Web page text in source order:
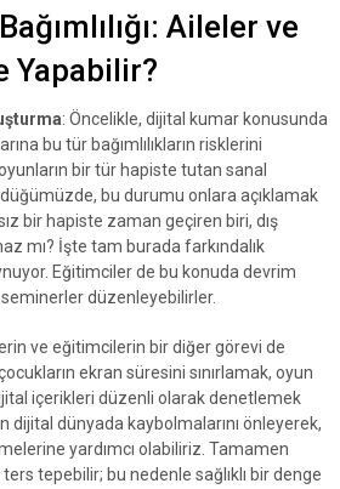
Aileler ve
Yapabilir?
: Öncelikle, dijital kumar konusunda
bu tür bağımlılıkların risklerini
bir tür hapiste tutan sanal
bu durumu onlara açıklamak
bir hapiste zaman geçiren biri, dış
mı? İşte tam burada farkındalık
Eğitimciler de bu konuda devrim
düzenleyebilirler.
ve eğitimcilerin bir diğer görevi de
ekran süresini sınırlamak, oyun
içerikleri düzenli olarak denetlemek
dijital dünyada kaybolmalarını önleyerek,
yardımcı olabiliriz. Tamamen
tepebilir; bu nedenle sağlıklı bir denge